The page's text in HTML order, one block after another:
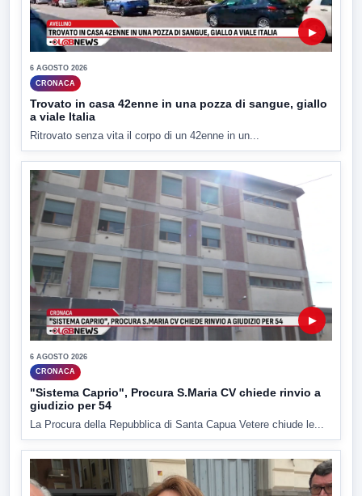
▶
6 AGOSTO 2026
CRONACA
Trovato in casa 42enne in una pozza di sangue, giallo
a viale Italia
Ritrovato senza vita il corpo di un 42enne in un...
▶
6 AGOSTO 2026
CRONACA
"Sistema Caprio", Procura S.Maria CV chiede rinvio a
giudizio per 54
La Procura della Repubblica di Santa Capua Vetere chiude le...